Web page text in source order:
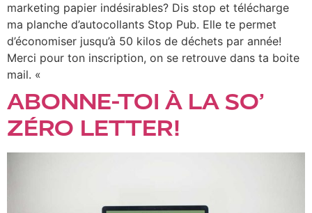
marketing papier indésirables? Dis stop et télécharge
ma planche d’autocollants Stop Pub. Elle te permet
d’économiser jusqu’à 50 kilos de déchets par année!
Merci pour ton inscription, on se retrouve dans ta boite
mail. «
ABONNE-TOI À LA SO’
ZÉRO LETTER!